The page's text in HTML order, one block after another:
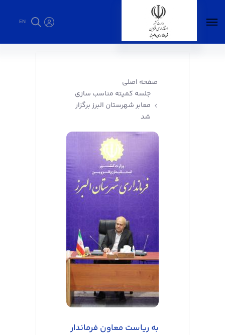
EN
صفحه اصلی
جلسه کمیته مناسب سازی
معابر شهرستان البرز برگزار
شد
به ریاست معاون فرماندار